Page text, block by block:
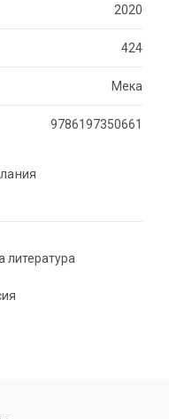
2020
424
Мека
9786197350661
литература